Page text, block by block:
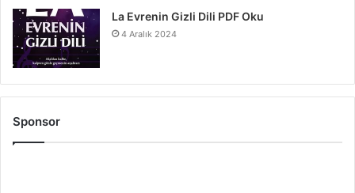
La Evrenin Gizli Dili PDF Oku
4 Aralık 2024
Sponsor